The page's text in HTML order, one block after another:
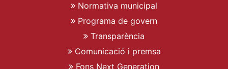
Normativa municipal
Programa de govern
Transparència
Comunicació i premsa
Fons Next Generation